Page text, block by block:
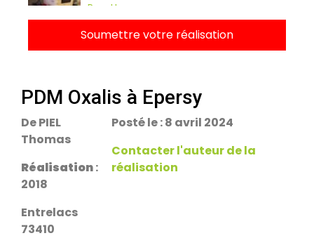
Parette
Rans 39700
PDM Yoloxalis
Soumettre votre réalisation
PDM Oxalis à Epersy
De PIEL
Thomas
Réalisation:
2018
Entrelacs
73410
Posté le : 8 avril 2024
Contacter l'auteur de la
réalisation